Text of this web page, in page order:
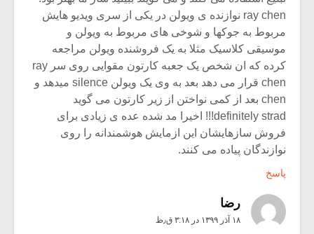
ray chen نوازنده ی ویولن در یکی از سری ویدیو هایش
مربوط به جوکها و شوخی های مربوط به ویولن و
موسیقی کلاسیک مثلا به یک فروشنده ویولن مراجعه
کرده که ان شخص یک جعبه کارتون مقوایی روی سر ray
chen قرار می دهد بعد به وی یک ویولن silence میدهد و
chen بعد از کمی نواختن از زیر کارتون می گوید
definitely strad!!! اخیرا مد شده عده ی زیادی برای
فروش سازهایشان این ازمایش هوشمندانه را روی
نوازندگان پیاده می کنند.
پاسخ
رضا
۱۸ آذر ۱۳۹۹ در ۳:۱۸ ق٫ظ